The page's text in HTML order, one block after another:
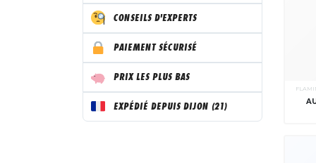
CONSEILS D'EXPERTS
PAIEMENT SÉCURISÉ
PRIX LES PLUS BAS
EXPÉDIÉ DEPUIS DIJON (21)